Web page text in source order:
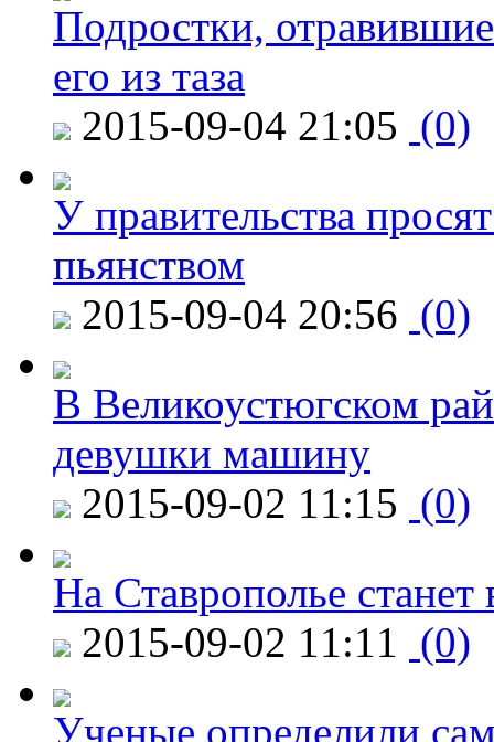
Подростки,
его из таза
2015-09-04 21:05 (0)
У правительства
пьянством
2015-09-04 20:56 (0)
В Великоустюгском
девушки машину
2015-09-02 11:15 (0)
На Ставрополье
2015-09-02 11:11 (0)
Ученые определили